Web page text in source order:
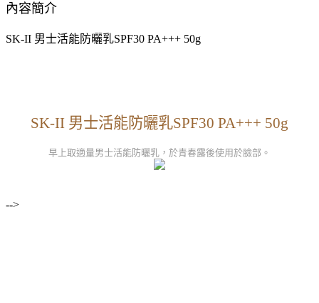
內容簡介
SK-II 男士活能防曬乳SPF30 PA+++ 50g
SK-II 男士活能防曬乳SPF30 PA+++ 50g
早上取適量男士活能防曬乳，於青春露後使用於臉部。
-->